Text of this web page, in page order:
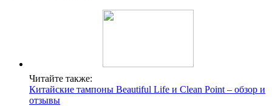
Читайте также:
Китайские тампоны Beautiful Life и Clean Point – обзор и
отзывы